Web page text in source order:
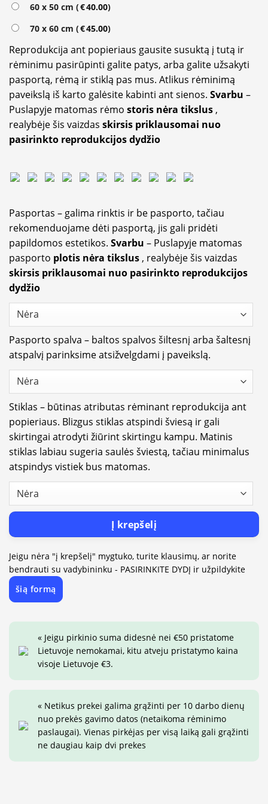
60 x 50 cm (€40.00)
70 x 60 cm (€45.00)
Reprodukcija ant popieriaus gausite susuktą į tutą ir
rėminimu pasirūpinti galite patys, arba galite užsakyti
pasportą, rėmą ir stiklą pas mus. Atlikus rėminimą
paveikslą iš karto galėsite kabinti ant sienos. Svarbu –
Puslapyje matomas rėmo storis nėra tikslus ,
realybėje šis vaizdas skirsis priklausomai nuo
pasirinkto reprodukcijos dydžio
Pasportas – galima rinktis ir be pasporto, tačiau
rekomenduojame dėti pasportą, jis gali pridėti
papildomos estetikos. Svarbu – Puslapyje matomas
pasporto plotis nėra tikslus , realybėje šis vaizdas
skirsis priklausomai nuo pasirinkto reprodukcijos
dydžio
Pasporto spalva – baltos spalvos šiltesnį arba šaltesnį
atspalvį parinksime atsižvelgdami į paveikslą.
Stiklas – būtinas atributas rėminant reprodukcija ant
popieriaus. Blizgus stiklas atspindi šviesą ir gali
skirtingai atrodyti žiūrint skirtingu kampu. Matinis
stiklas labiau sugeria saulės šviestą, tačiau minimalus
atspindys vistiek bus matomas.
Į krepšelį
Jeigu nėra "į krepšelį" mygtuko, turite klausimų, ar norite
bendrauti su vadybininku - PASIRINKITE DYDĮ ir užpildykite
šią formą
« Jeigu pirkinio suma didesnė nei €50 pristatome
Lietuvoje nemokamai, kitu atveju pristatymo kaina
visoje Lietuvoje €3.
« Netikus prekei galima grąžinti per 10 darbo dienų
nuo prekės gavimo datos (netaikoma rėminimo
paslaugai). Vienas pirkėjas per visą laiką gali grąžinti
ne daugiau kaip dvi prekes